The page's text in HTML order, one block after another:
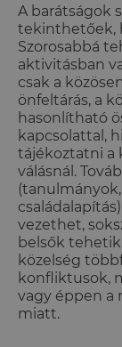
A barátságok
tekinthetőek,
Szorosabbá
aktivitásban
csak a
önfeltárás, a
hasonlítható
kapcsolattal,
tájékoztatni a
válásnál.
vezethet,
belsők tehetik
közelség
konfliktusok,
vagy éppen a
miatt.